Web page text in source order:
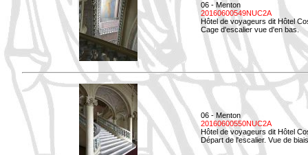
06 - Menton
20160600549NUC2A
Hôtel de voyageurs dit Hôtel
Cage d'escalier vue d'en bas.
06 - Menton
20160600550NUC2A
Hôtel de voyageurs dit Hôtel
Départ de l'escalier. Vue de